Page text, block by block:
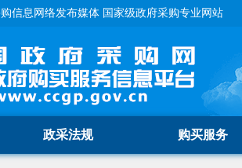
信息网络发布媒体 国家级政府采购专业网站
政采法规 购买服务